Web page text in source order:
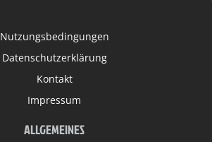
Nutzungsbedingungen
Datenschutzerklärung
Kontakt
Impressum
ALLGEMEINES